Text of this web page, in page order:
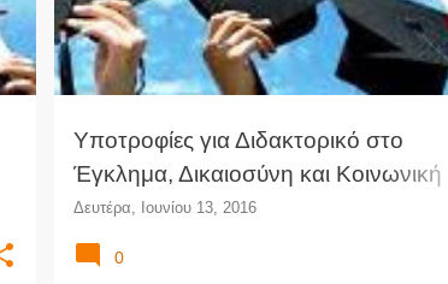
Υποτροφίες για Διδακτορικό στο
Έγκλημα, Δικαιοσύνη και Κοινωνική
Πολιτική
Δευτέρα, Ιουνίου 13, 2016
0